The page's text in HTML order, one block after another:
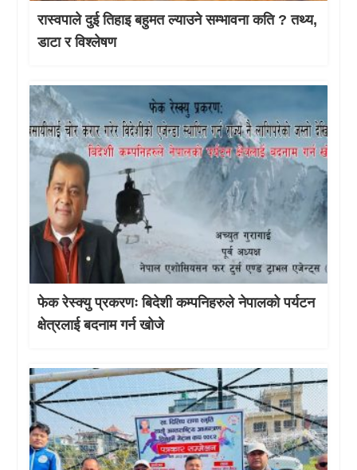
रास्वपाले दुई तिहाइ बहुमत ल्याउने सम्भावना कति ? तथ्य,
डाटा र विश्लेषण
फेक रेस्क्यु प्रकरणः बिदेशी कम्पनिहरुले नेपालको पर्यटन
क्षेत्रलाई बदनाम गर्न खोजे